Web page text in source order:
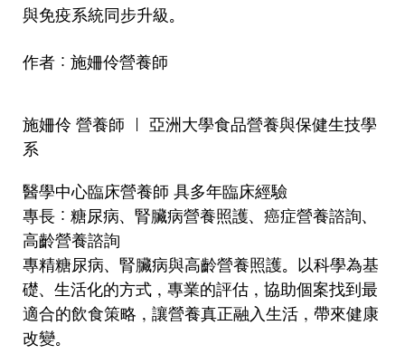
與免疫系統同步升級。
作者：施姍伶營養師
施姍伶 營養師 ｜ 亞洲大學食品營養與保健生技學
系
醫學中心臨床營養師 具多年臨床經驗
專長：糖尿病、腎臟病營養照護、癌症營養諮詢、
高齡營養諮詢
專精糖尿病、腎臟病與高齡營養照護。以科學為基
礎、生活化的方式，專業的評估，協助個案找到最
適合的飲食策略，讓營養真正融入生活，帶來健康
改變。